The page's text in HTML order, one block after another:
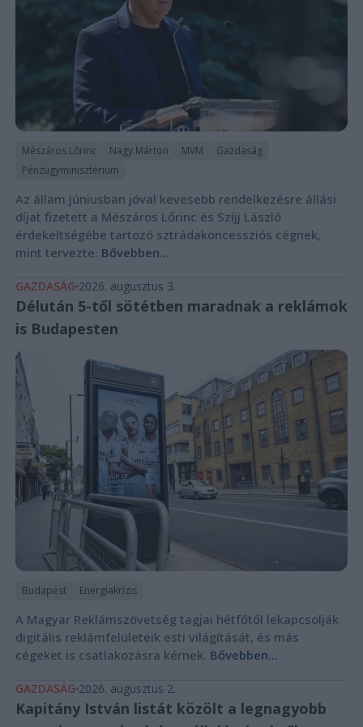
Mészáros Lőrinc Nagy Márton MVM
Gazdaság
Pénzügyminisztérium
Az állam júniusban jóval kevesebb rendelkezésre állási
díjat fizetett a Mészáros Lőrinc és Szíjj László
érdekeltségébe tartozó sztrádakoncessziós cégnek,
mint tervezte. Bővebben...
GAZDASÁG 2026. augusztus 3.
Délután 5-től sötétben maradnak a reklámok
is Budapesten
Budapest Energiakrízis
A Magyar Reklámszövetség tagjai hétfőtől lekapcsolják
digitális reklámfelületeik esti világítását, és más
cégeket is csatlakozásra kérnek. Bővebben...
GAZDASÁG 2026. augusztus 2.
Kapitány István listát közölt a legnagyobb